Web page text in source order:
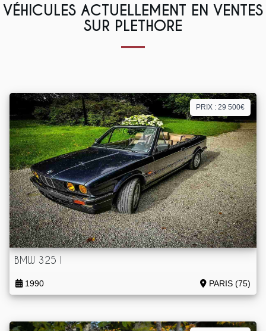
VÉHICULES ACTUELLEMENT EN VENTES
SUR PLETHORE
PRIX : 29 500€
BMW 325 I
1990 PARIS (75)